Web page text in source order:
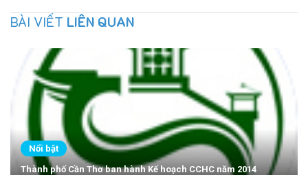
BÀI VIẾT LIÊN QUAN
Nổi bật
Thành phố Cần Thơ ban hành Kế hoạch CCHC năm 2014